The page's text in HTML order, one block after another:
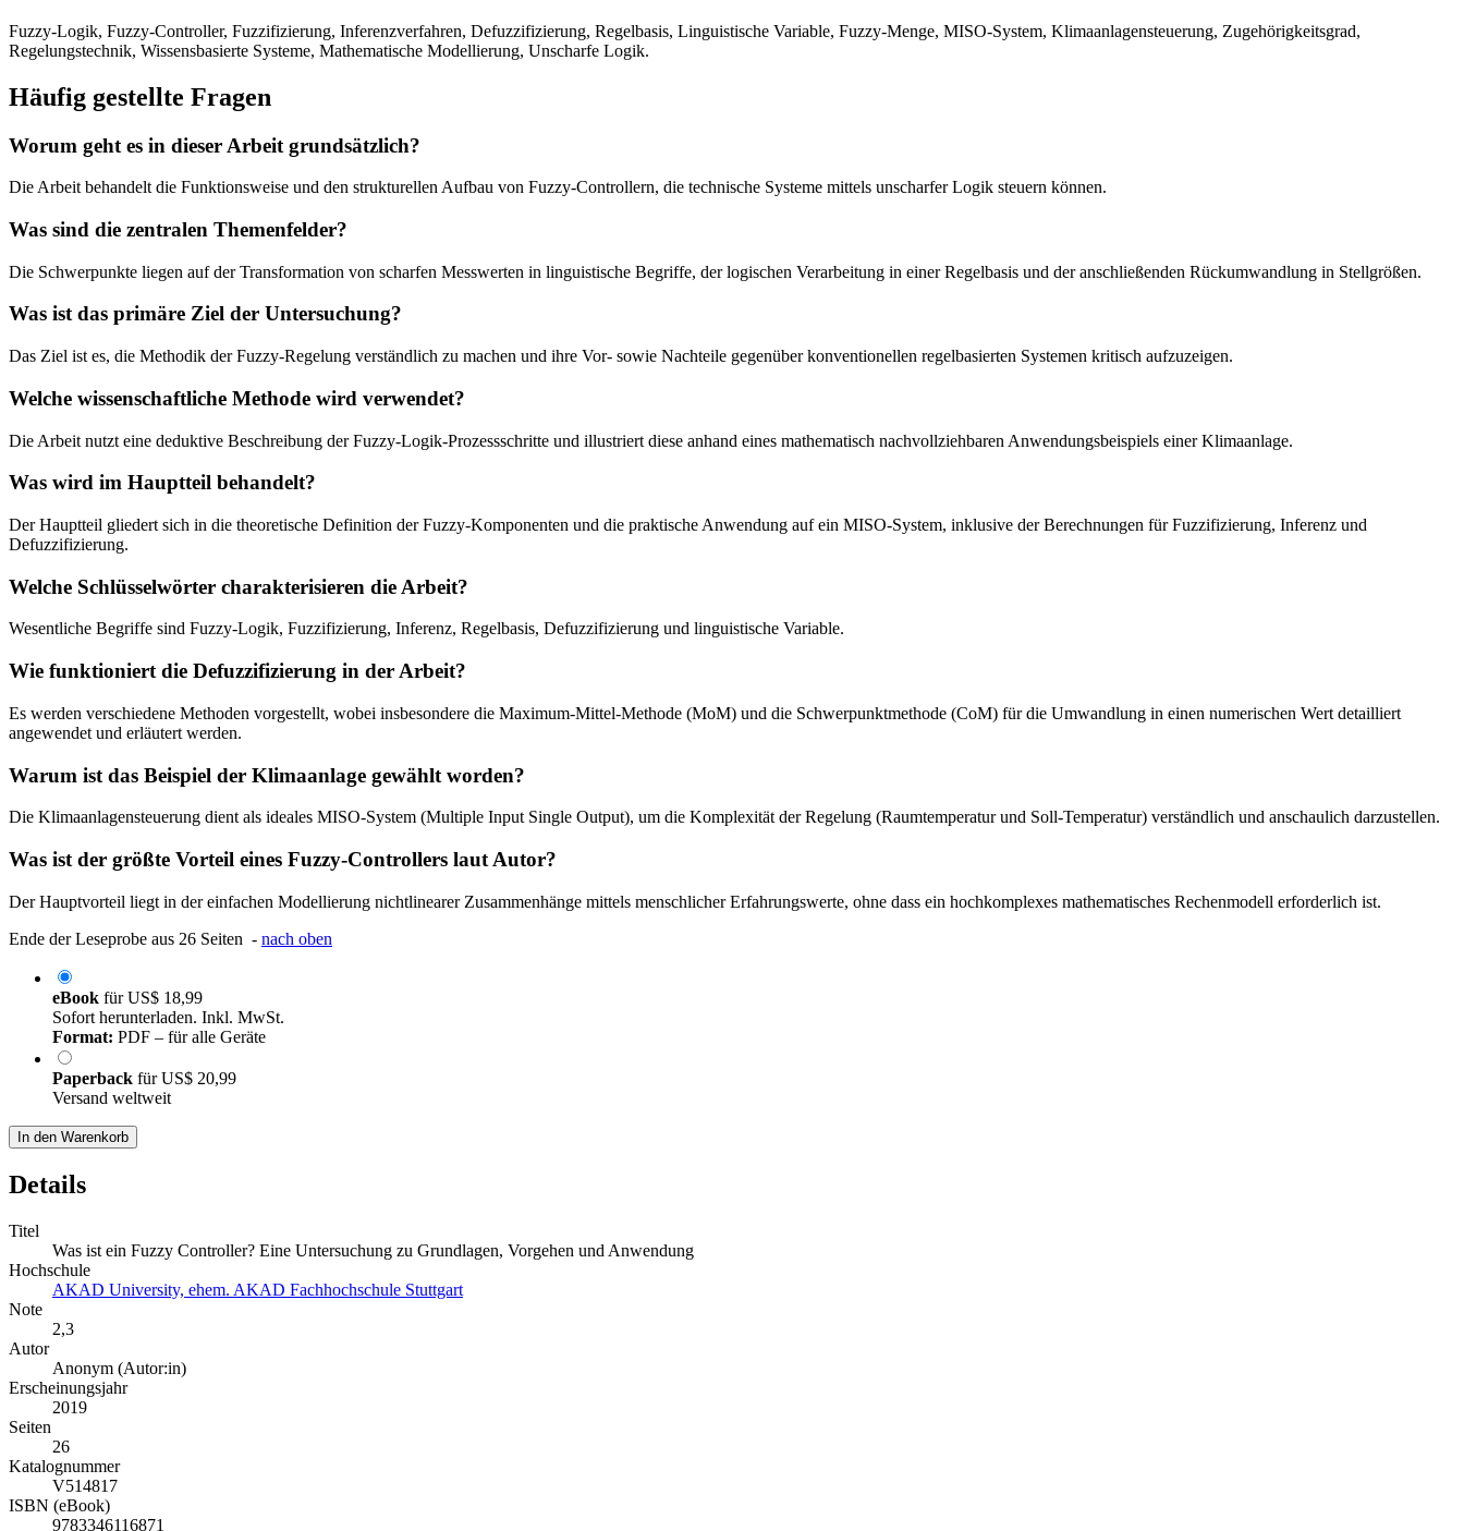
Fuzzy-Logik, Fuzzy-Controller, Fuzzifizierung, Inferenzverfahren, Defuzzifizierung, Regelbasis, Linguistische Variable, Fuzzy-Menge, MISO-System, Klimaanlagensteuerung, Zugehörigkeitsgrad,
Regelungstechnik, Wissensbasierte Systeme, Mathematische Modellierung, Unscharfe Logik.
Häufig gestellte Fragen
Worum geht es in dieser Arbeit grundsätzlich?
Die Arbeit behandelt die Funktionsweise und den strukturellen Aufbau von Fuzzy-Controllern, die technische Systeme mittels unscharfer Logik steuern können.
Was sind die zentralen Themenfelder?
Die Schwerpunkte liegen auf der Transformation von scharfen Messwerten in linguistische Begriffe, der logischen Verarbeitung in einer Regelbasis und der anschließenden Rückumwandlung in Stellgrößen.
Was ist das primäre Ziel der Untersuchung?
Das Ziel ist es, die Methodik der Fuzzy-Regelung verständlich zu machen und ihre Vor- sowie Nachteile gegenüber konventionellen regelbasierten Systemen kritisch aufzuzeigen.
Welche wissenschaftliche Methode wird verwendet?
Die Arbeit nutzt eine deduktive Beschreibung der Fuzzy-Logik-Prozessschritte und illustriert diese anhand eines mathematisch nachvollziehbaren Anwendungsbeispiels einer Klimaanlage.
Was wird im Hauptteil behandelt?
Der Hauptteil gliedert sich in die theoretische Definition der Fuzzy-Komponenten und die praktische Anwendung auf ein MISO-System, inklusive der Berechnungen für Fuzzifizierung, Inferenz und
Defuzzifizierung.
Welche Schlüsselwörter charakterisieren die Arbeit?
Wesentliche Begriffe sind Fuzzy-Logik, Fuzzifizierung, Inferenz, Regelbasis, Defuzzifizierung und linguistische Variable.
Wie funktioniert die Defuzzifizierung in der Arbeit?
Es werden verschiedene Methoden vorgestellt, wobei insbesondere die Maximum-Mittel-Methode (MoM) und die Schwerpunktmethode (CoM) für die Umwandlung in einen numerischen Wert detailliert
angewendet und erläutert werden.
Warum ist das Beispiel der Klimaanlage gewählt worden?
Die Klimaanlagensteuerung dient als ideales MISO-System (Multiple Input Single Output), um die Komplexität der Regelung (Raumtemperatur und Soll-Temperatur) verständlich und anschaulich darzustellen.
Was ist der größte Vorteil eines Fuzzy-Controllers laut Autor?
Der Hauptvorteil liegt in der einfachen Modellierung nichtlinearer Zusammenhänge mittels menschlicher Erfahrungswerte, ohne dass ein hochkomplexes mathematisches Rechenmodell erforderlich ist.
Ende der Leseprobe aus 26 Seiten - nach oben
eBook fürUS$ 18,99
Sofort herunterladen. Inkl. MwSt.
Format: PDF – für alle Geräte
Paperback fürUS$ 20,99
Versand weltweit
In den Warenkorb
Details
Titel
Was ist ein Fuzzy Controller? Eine Untersuchung zu Grundlagen, Vorgehen und Anwendung
Hochschule
AKAD University, ehem. AKAD Fachhochschule Stuttgart
Note
2,3
Autor
Anonym (Autor:in)
Erscheinungsjahr
2019
Seiten
26
Katalognummer
V514817
ISBN (eBook)
9783346116871